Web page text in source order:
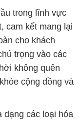
trong lĩnh vực
cam kết mang lại
cho khách
trọng vào các
không quên
cộng đồng và
dạng các loại hóa